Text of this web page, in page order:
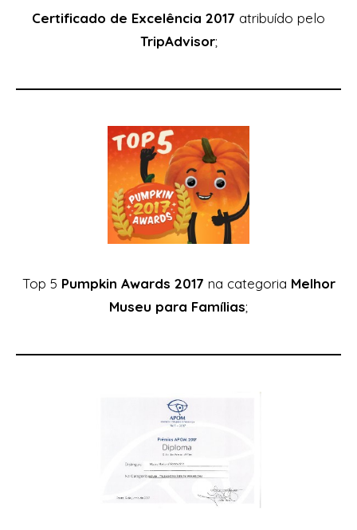
Certificado de Excelência 2017 atribuído pelo
TripAdvisor;
Top 5 Pumpkin Awards 2017 na categoria Melhor
Museu para Famílias;